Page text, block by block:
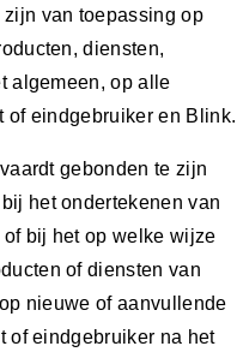
van toepassing op
diensten,
algemeen, op alle
of eindgebruiker en Blink.
gebonden te zijn
het ondertekenen van
bij het op welke wijze
of diensten van
nieuwe of aanvullende
of eindgebruiker na het